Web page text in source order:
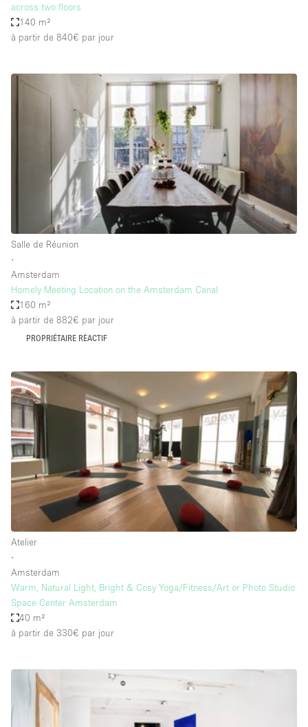
Espace Événementiel
Galerie d'art
Lobby / Accueil
Maison / Villa / Hôtel Particulier
Restaurant / Bar / Café
Rooftop
Salle
Salle de Conférence
Salle de Réunion
Salon Beauté / Coiffure
Studio Photo / Tournage
Étal de Marché
Caractéristiques de l'espace
Accès aux handicapés
Air conditionné
Animals Friendly
Ascenseur
Bar
Cabines d'essayage
Comptoir
Concierge
Cuisine
Entrée Large
Espace Avec Vue
across two floors
140 m²
à partir de 840€ par jour
Salle de Réunion
∙
Amsterdam
Homely Meeting Location on the Amsterdam Canal
160 m²
à partir de 882€ par jour
PROPRIÉTAIRE RÉACTIF
Atelier
∙
Amsterdam
Warm, Natural Light, Bright & Cosy Yoga/Fitness/Art or Photo Studio
Space Center Amsterdam
40 m²
à partir de 330€ par jour